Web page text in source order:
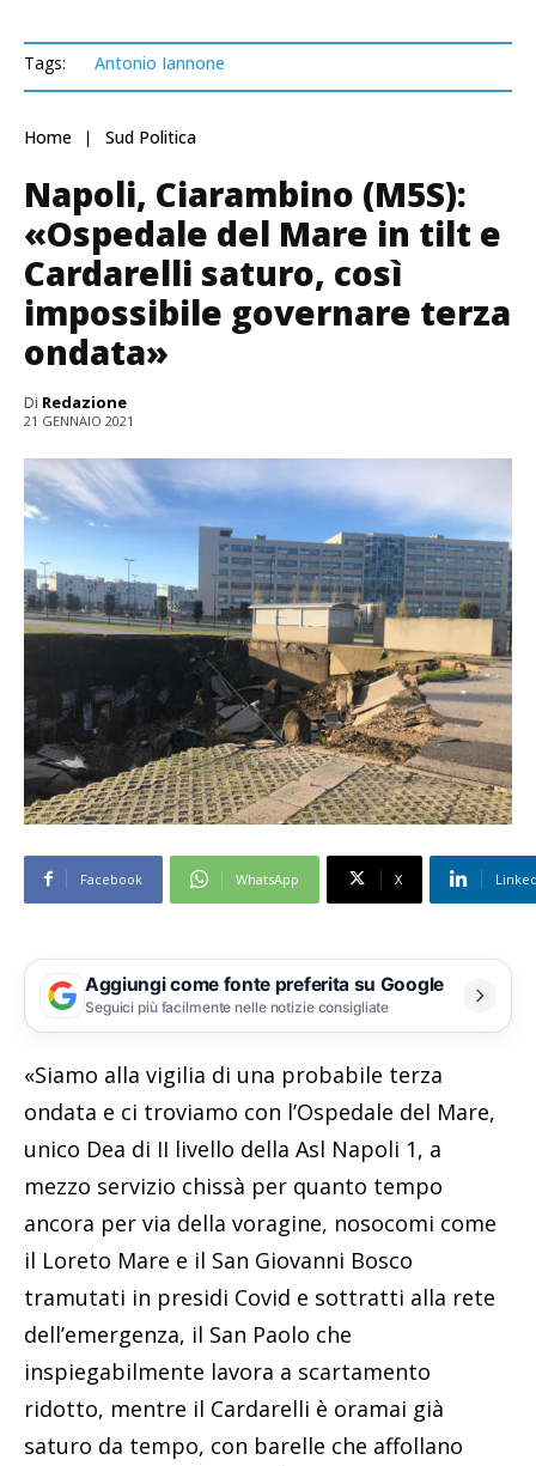
Tags: Antonio Iannone
Home Sud Politica
Napoli, Ciarambino (M5S):
«Ospedale del Mare in tilt e
Cardarelli saturo, così
impossibile governare terza
ondata»
Di Redazione
21 GENNAIO 2021
Facebook WhatsApp X
Aggiungi come fonte preferita su Google
Seguici più facilmente nelle notizie consigliate
«Siamo alla vigilia di una probabile terza
ondata e ci troviamo con l’Ospedale del Mare,
unico Dea di II livello della Asl Napoli 1, a
mezzo servizio chissà per quanto tempo
ancora per via della voragine, nosocomi come
il Loreto Mare e il San Giovanni Bosco
tramutati in presidi Covid e sottratti alla rete
dell’emergenza, il San Paolo che
inspiegabilmente lavora a scartamento
ridotto, mentre il Cardarelli è oramai già
saturo da tempo, con barelle che affollano